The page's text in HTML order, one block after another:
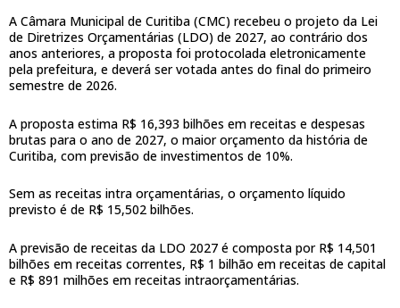
A Câmara Municipal de Curitiba (CMC) recebeu o projeto da Lei
de Diretrizes Orçamentárias (LDO) de 2027, ao contrário dos
anos anteriores, a proposta foi protocolada eletronicamente
pela prefeitura, e deverá ser votada antes do final do primeiro
semestre de 2026.
A proposta estima R$ 16,393 bilhões em receitas e despesas
brutas para o ano de 2027, o maior orçamento da história de
Curitiba, com previsão de investimentos de 10%.
Sem as receitas intra orçamentárias, o orçamento líquido
previsto é de R$ 15,502 bilhões.
A previsão de receitas da LDO 2027 é composta por R$ 14,501
bilhões em receitas correntes, R$ 1 bilhão em receitas de capital
e R$ 891 milhões em receitas intraorçamentárias.